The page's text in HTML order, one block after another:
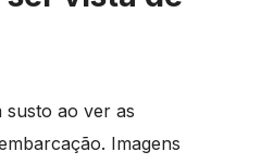
susto ao ver as
Imagens